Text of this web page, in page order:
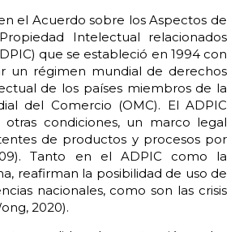
el Acuerdo sobre los Aspectos de
Intelectual relacionados
que se estableció en 1994 con
un régimen mundial de derechos
de los países miembros de la
del Comercio (OMC). El ADPIC
condiciones, un marco legal
de productos y procesos por
Tanto en el ADPIC como la
reafirman la posibilidad de uso de
nacionales, como son las crisis
2020).